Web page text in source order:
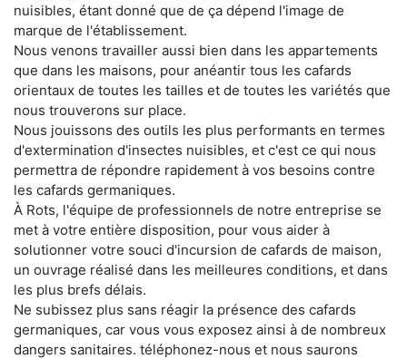
nuisibles, étant donné que de ça dépend l'image de
marque de l'établissement.
Nous venons travailler aussi bien dans les appartements
que dans les maisons, pour anéantir tous les cafards
orientaux de toutes les tailles et de toutes les variétés que
nous trouverons sur place.
Nous jouissons des outils les plus performants en termes
d'extermination d'insectes nuisibles, et c'est ce qui nous
permettra de répondre rapidement à vos besoins contre
les cafards germaniques.
À Rots, l'équipe de professionnels de notre entreprise se
met à votre entière disposition, pour vous aider à
solutionner votre souci d'incursion de cafards de maison,
un ouvrage réalisé dans les meilleures conditions, et dans
les plus brefs délais.
Ne subissez plus sans réagir la présence des cafards
germaniques, car vous vous exposez ainsi à de nombreux
dangers sanitaires. téléphonez-nous et nous saurons